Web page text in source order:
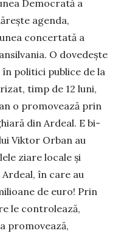
Democrată a
agenda,
concertată a
O dovedește
politici pu­blice de la
timp de 12 luni,
o promovează prin
din Ardeal. E bi­
Viktor Orban au
ziare locale și
în care au
de euro! Prin
le con­tro­lează,
pro­movează,